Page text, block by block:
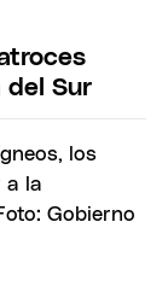
del Sur